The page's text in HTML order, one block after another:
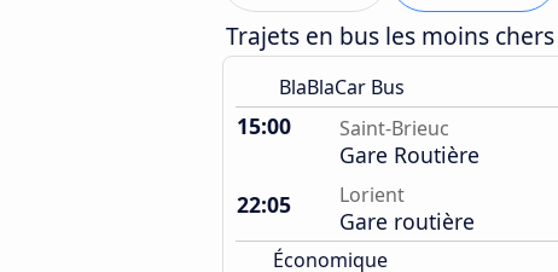
Trajets en bus les moins
BlaBlaCar Bus
15:00 Saint-Brieuc
Gare Routière
22:05
Lorient
Gare routière
Économique